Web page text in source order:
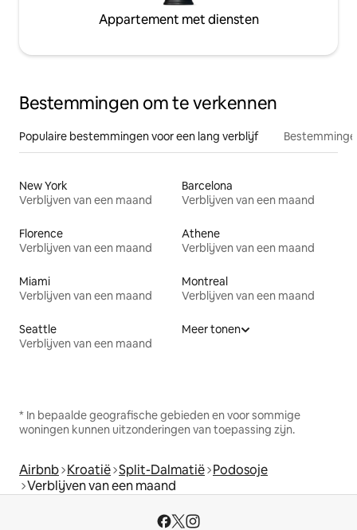
Appartement met diensten
Bestemmingen om te verkennen
Populaire bestemmingen voor een lang verblijf
New York
Verblijven van een maand
Barcelona
Verblijven van een maand
Florence
Verblijven van een maand
Athene
Verblijven van een maand
Miami
Verblijven van een maand
Montreal
Verblijven van een maand
Seattle
Verblijven van een maand
Meer tonen
* In bepaalde geografische gebieden en voor sommige
woningen kunnen uitzonderingen van toepassing zijn.
Airbnb Kroatië Split-Dalmatië Podosoje
Verblijven van een maand